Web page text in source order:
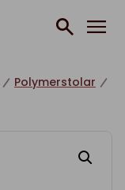
Polymerstolar